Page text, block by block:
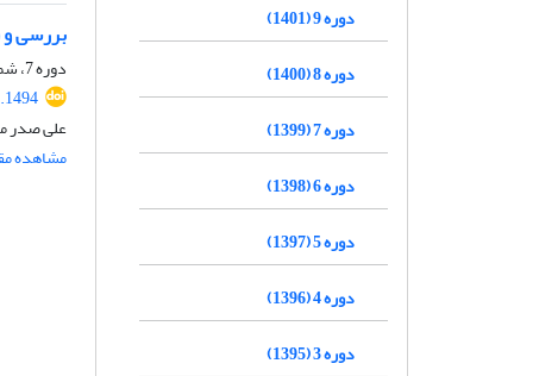
بررسی و
دوره 7، شماره 1، بهار 1399، صفحه
علی صدر
مشاهده
دوره 9 (1401)
دوره 8 (1400)
دوره 7 (1399)
دوره 6 (1398)
دوره 5 (1397)
دوره 4 (1396)
دوره 3 (1395)